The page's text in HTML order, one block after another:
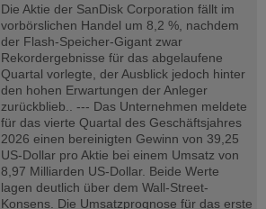
Die Aktie der SanDisk Corporation fällt im
vorbörslichen Handel um 8,2 %, nachdem
der Flash-Speicher-Gigant zwar
Rekordergebnisse für das abgelaufene
Quartal vorlegte, der Ausblick jedoch hinter
den hohen Erwartungen der Anleger
zurückblieb.. --- Das Unternehmen meldete
für das vierte Quartal des Geschäftsjahres
2026 einen bereinigten Gewinn von 39,25
US-Dollar pro Aktie bei einem Umsatz von
8,97 Milliarden US-Dollar. Beide Werte
lagen deutlich über dem Wall-Street-
Konsens. Die Umsatzprognose für das erste